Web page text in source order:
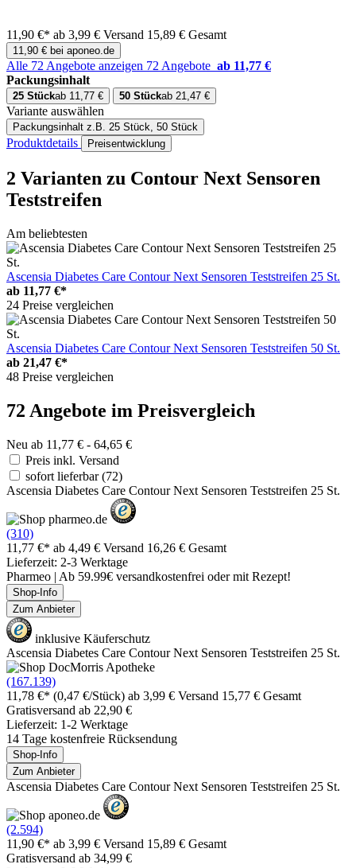
11,90 €* ab 3,99 € Versand 15,89 € Gesamt
11,90 € bei aponeo.de
Alle 72 Angebote anzeigen 72 Angebote ab 11,77 €
Packungsinhalt
25 Stückab 11,77 € 50 Stückab 21,47 €
Variante auswählen
Packungsinhalt z.B. 25 Stück, 50 Stück
Produktdetails Preisentwicklung
2 Varianten zu Contour Next Sensoren
Teststreifen
Am beliebtesten
Ascensia Diabetes Care Contour Next Sensoren Teststreifen 25 St.
ab 11,77 €*
24 Preise vergleichen
Ascensia Diabetes Care Contour Next Sensoren Teststreifen 50 St.
ab 21,47 €*
48 Preise vergleichen
72 Angebote im Preisvergleich
Neu ab 11,77 € - 64,65 €
Preis inkl. Versand
sofort lieferbar(72)
Ascensia Diabetes Care Contour Next Sensoren Teststreifen 25 St.
(310)
11,77 €* ab 4,49 € Versand 16,26 € Gesamt
Lieferzeit: 2-3 Werktage
Pharmeo | Ab 59.99€ versandkostenfrei oder mit Rezept!
Shop-Info
Zum Anbieter
inklusive Käuferschutz
Ascensia Diabetes Care Contour Next Sensoren Teststreifen 25 St.
(167.139)
11,78 €* (0,47 €/Stück) ab 3,99 € Versand 15,77 € Gesamt
Gratisversand ab 22,90 €
Lieferzeit: 1-2 Werktage
14 Tage kostenfreie Rücksendung
Shop-Info
Zum Anbieter
Ascensia Diabetes Care Contour Next Sensoren Teststreifen 25 St.
(2.594)
11,90 €* ab 3,99 € Versand 15,89 € Gesamt
Gratisversand ab 34,99 €